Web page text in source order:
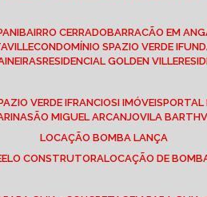
BAIRRO CERRADO BARRACÃO EM
CONDOMÍNIO SPAZIO VERDE I
RESIDENCIAL GOLDEN VILLE
VERDE I FRANCIOSI IMÓVEIS
SÃO MIGUEL ARCANJO VILA BARTH
LOCAÇÃO BOMBA LANÇA
ELO CONSTRUTORA LOCAÇÃO DE